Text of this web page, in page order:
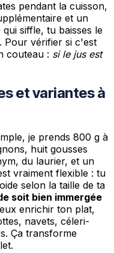
pendant la cuisson,
et un
siffle, tu baisses le
Pour vérifier si c'est
couteau : si le jus est
et variantes à
je prends 800 g à
huit gousses
du laurier, et un
vraiment flexible : tu
selon la taille de ta
soit bien immergée
enrichir ton plat,
navets, céleri-
Ça transforme